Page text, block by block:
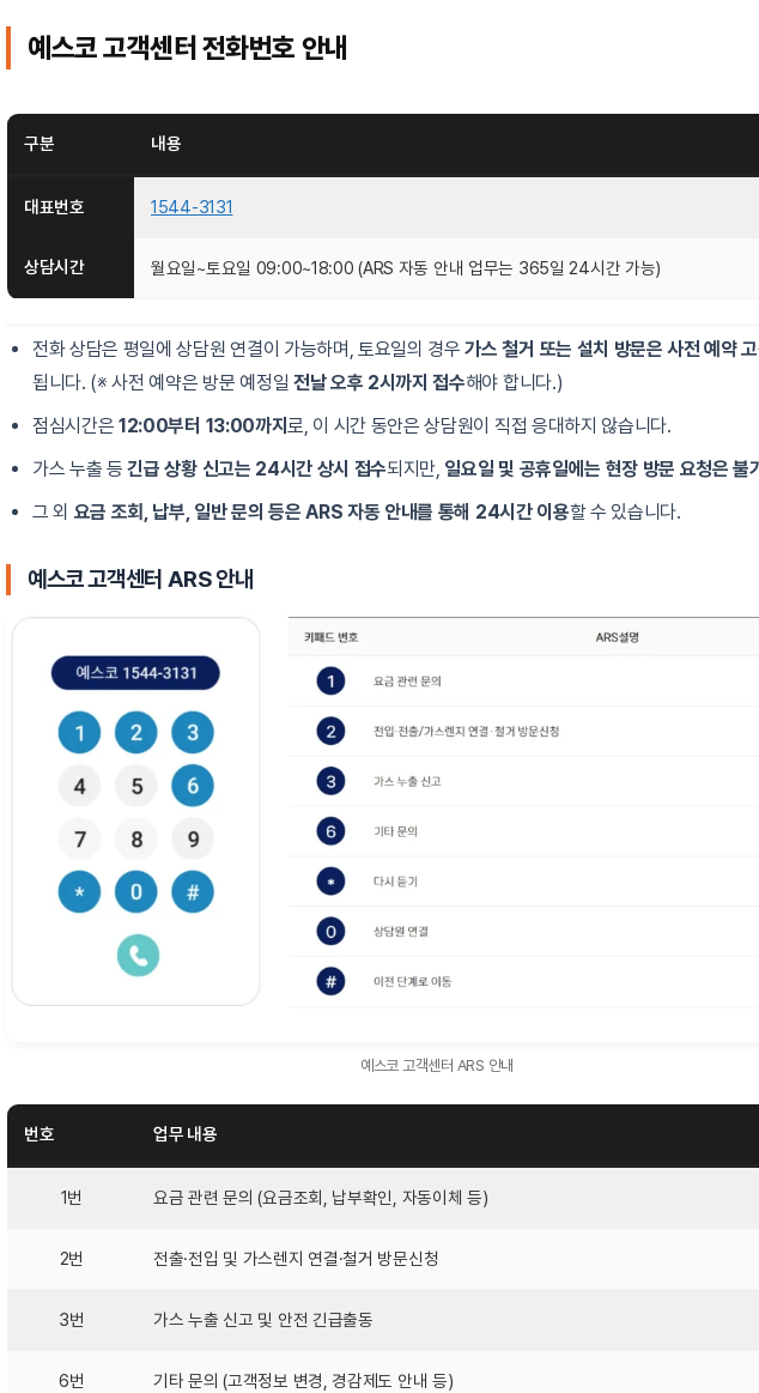
예스코 고객센터 전화번호 안내
구분 내용
대표번호 1544-3131
상담시간 월요일~토요일 09:00~18:00 (ARS 자동 안내 업무는 365일 24시간 가능)
전화 상담은 평일에 상담원 연결이 가능하며, 토요일의 경우가스 철거 또는 설치 방문은 사전 예약
됩니다. (※ 사전 예약은 방문 예정일 전날 오후 2시까지 접수해야 합니다.)
점심시간은12:00부터 13:00까지로, 이 시간 동안은 상담원이 직접 응대하지 않습니다.
가스 누출 등긴급 상황 신고는 24시간 상시 접수되지만, 일요일 및 공휴일에는 현장 방문 요청은 불
그 외 요금 조회, 납부, 일반 문의 등은 ARS 자동 안내를 통해 24시간 이용할 수 있습니다.
예스코 고객센터 ARS 안내
예스코 고객센터 ARS 안내
번호 업무 내용
1번 요금 관련 문의 (요금조회, 납부확인, 자동이체 등)
2번 전출·전입 및 가스렌지 연결·철거 방문신청
3번 가스 누출 신고 및 안전 긴급출동
6번 기타 문의 (고객정보 변경, 경감제도 안내 등)